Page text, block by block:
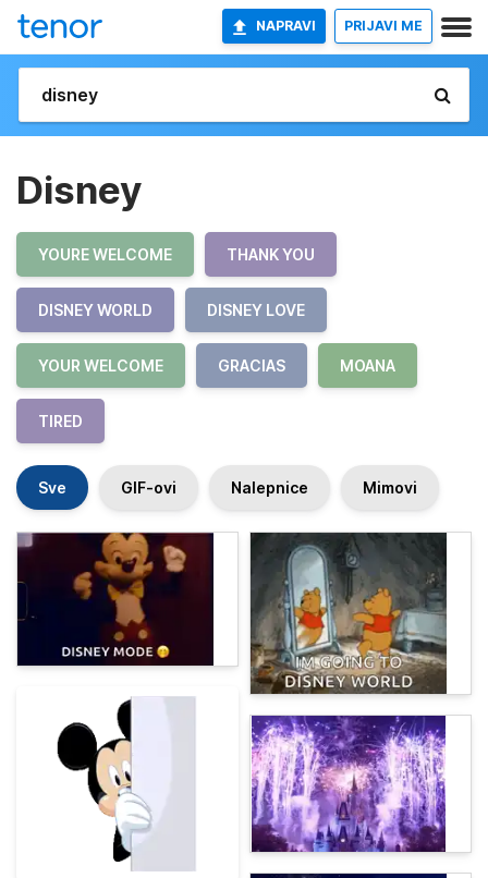
NAPRAVI PRIJAVI ME
Disney
YOURE WELCOME THANK YOU
DISNEY WORLD DISNEY LOVE
YOUR WELCOME GRACIAS MOANA
TIRED
Sve GIF-ovi Nalepnice Mimovi